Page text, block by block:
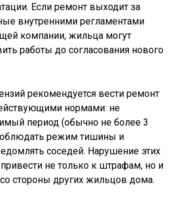
Если ремонт выходит за
внутренними регламентами
компании, жильца могут
работы до согласования нового
рекомендуется вести ремонт
нормами: не
период (обычно не более 3
режим тишины и
соседей. Нарушение этих
не только к штрафам, но и
стороны других жильцов дома.